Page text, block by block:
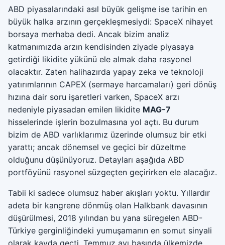
ABD piyasalarındaki asıl büyük gelişme ise tarihin en
büyük halka arzının gerçekleşmesiydi: SpaceX nihayet
borsaya merhaba dedi. Ancak bizim analiz
katmanımızda arzın kendisinden ziyade piyasaya
getirdiği likidite yükünü ele almak daha rasyonel
olacaktır. Zaten halihazırda yapay zeka ve teknoloji
yatırımlarının CAPEX (sermaye harcamaları) geri dönüş
hızına dair soru işaretleri varken, SpaceX arzı
nedeniyle piyasadan emilen likidite MAG-7
hisselerinde işlerin bozulmasına yol açtı. Bu durum
bizim de ABD varlıklarımız üzerinde olumsuz bir etki
yarattı; ancak dönemsel ve geçici bir düzeltme
olduğunu düşünüyoruz. Detayları aşağıda ABD
portföyünü rasyonel süzgeçten geçirirken ele alacağız.
Tabii ki sadece olumsuz haber akışları yoktu. Yıllardır
adeta bir kangrene dönmüş olan Halkbank davasının
düşürülmesi, 2018 yılından bu yana süregelen ABD-
Türkiye gerginliğindeki yumuşamanın en somut sinyali